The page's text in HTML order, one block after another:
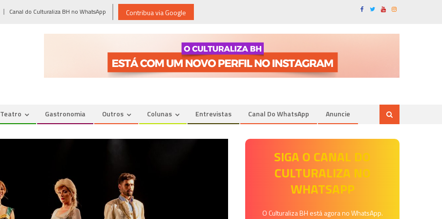
Canal do Culturaliza BH no WhatsApp Contribua via Google
Teatro Gastronomia Outros Colunas Entrevistas Canal Do WhatsApp Anuncie
SIGA O CANAL DO
CULTURALIZA NO
WHATSAPP
O Culturaliza BH está agora no WhatsApp.